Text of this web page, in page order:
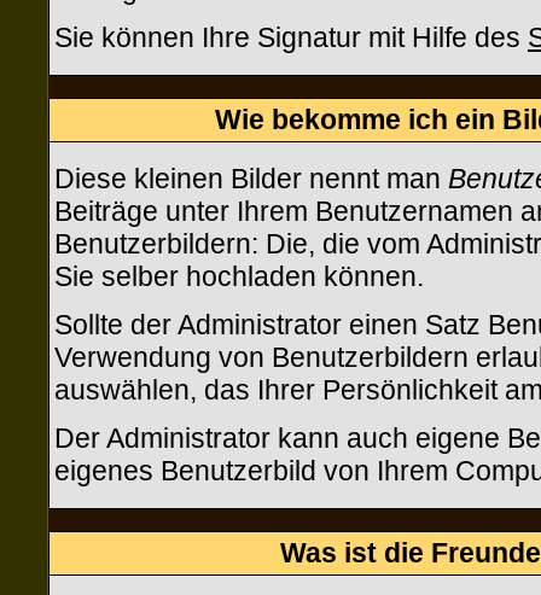
Sie können Ihre Signatur mit Hilfe des
Wie bekomme ich ein
Diese kleinen Bilder nennt man
Beiträge unter Ihrem Benutzernamen
Benutzerbildern: Die, die vom
Sie selber hochladen können.
Sollte der Administrator einen Satz
Verwendung von Benutzerbildern
auswählen, das Ihrer Persönlichkeit
Der Administrator kann auch eigene
eigenes Benutzerbild von Ihrem
Was ist die